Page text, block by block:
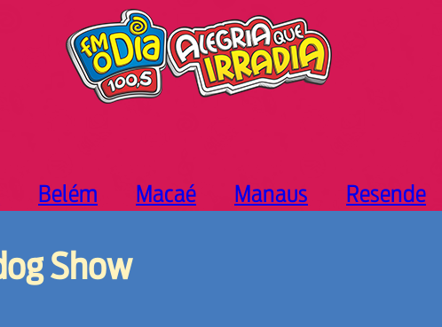
Belém Macaé Manaus Resende
Show